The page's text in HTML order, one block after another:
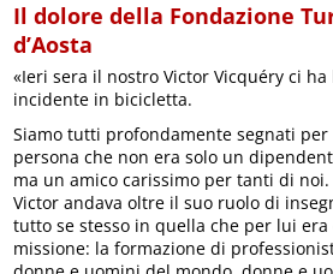
Il dolore della Fondazione
d’Aosta
«Ieri sera il nostro Victor Vicquéry ci
incidente in bicicletta.
Siamo tutti profondamente segnati
persona che non era solo un
ma un amico carissimo per tanti di noi.
Victor andava oltre il suo ruolo di
tutto se stesso in quella che per lui
missione: la formazione di